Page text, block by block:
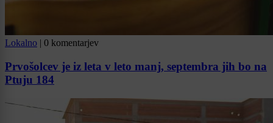
Lokalno | 0 komentarjev
Prvošolcev je iz leta v leto manj, septembra jih bo na
Ptuju 184